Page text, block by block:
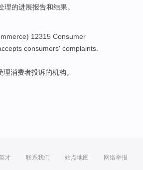
理的进展报告和结果。
12315 Consumer
consumers' complaints
理消费者投诉的机构。
才 联系我们 站点地图 网络举报